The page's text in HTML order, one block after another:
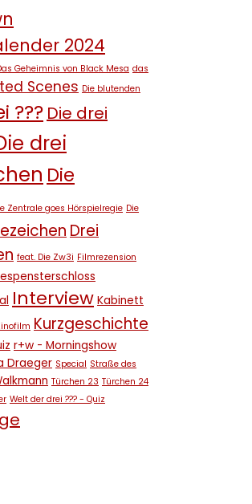
2024
Geheimnis von Black Mesa das
Scenes Die blutenden
??? Die drei
drei
Die
Zentrale goes Hörspielregie Die
Drei
feat. Die Zw3i Filmrezension
Interview Kabinett
Kurzgeschichte
r+w - Morningshow
Draeger Special Straße des
Türchen 23 Türchen 24
Welt der drei ??? - Quiz